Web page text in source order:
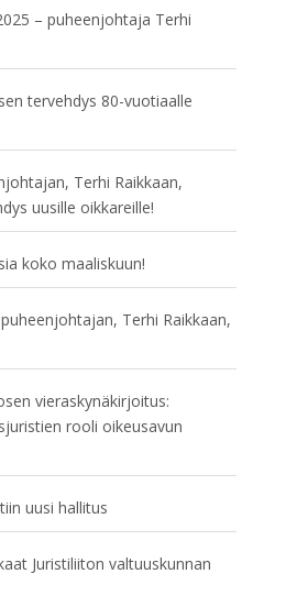
– puheenjohtaja Terhi
tervehdys 80-vuotiaalle
Terhi Raikkaan,
uusille oikkareille!
koko maaliskuun!
Terhi Raikkaan,
vieraskynäkirjoitus:
rooli oikeusavun
uusi hallitus
Juristiliiton valtuuskunnan